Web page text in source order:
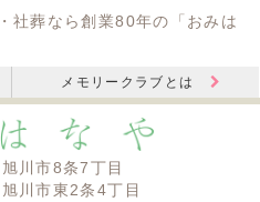
社葬なら創業80年の「おみは
メモリークラブとは
川市8条7丁目
川市東2条4丁目